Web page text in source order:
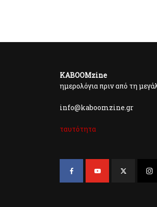
KABOOMzine
ημερολόγια πριν από τη
info@kaboomzine.gr
ταυτότητα